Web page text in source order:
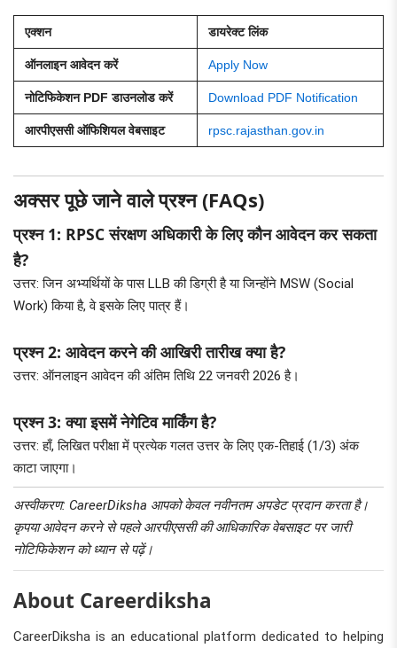
एक्शन डायरेक्ट लिंक
ऑनलाइन आवेदन करें Apply Now
नोटिफिकेशन PDF डाउनलोड करें Download PDF Notification
आरपीएससी ऑफिशियल वेबसाइट rpsc.rajasthan.gov.in
अक्सर पूछे जाने वाले प्रश्न (FAQs)
प्रश्न 1: RPSC संरक्षण अधिकारी के लिए कौन आवेदन कर सकता
है?
उत्तर: जिन अभ्यर्थियों के पास LLB की डिग्री है या जिन्होंने MSW (Social
Work) किया है, वे इसके लिए पात्र हैं।
प्रश्न 2: आवेदन करने की आखिरी तारीख क्या है?
उत्तर: ऑनलाइन आवेदन की अंतिम तिथि 22 जनवरी 2026 है।
प्रश्न 3: क्या इसमें नेगेटिव मार्किंग है?
उत्तर: हाँ, लिखित परीक्षा में प्रत्येक गलत उत्तर के लिए एक-तिहाई (1/3) अंक
काटा जाएगा।
अस्वीकरण: CareerDiksha आपको केवल नवीनतम अपडेट प्रदान करता है।
कृपया आवेदन करने से पहले आरपीएससी की आधिकारिक वेबसाइट पर जारी
नोटिफिकेशन को ध्यान से पढ़ें।
About Careerdiksha
CareerDiksha is an educational platform dedicated to helping